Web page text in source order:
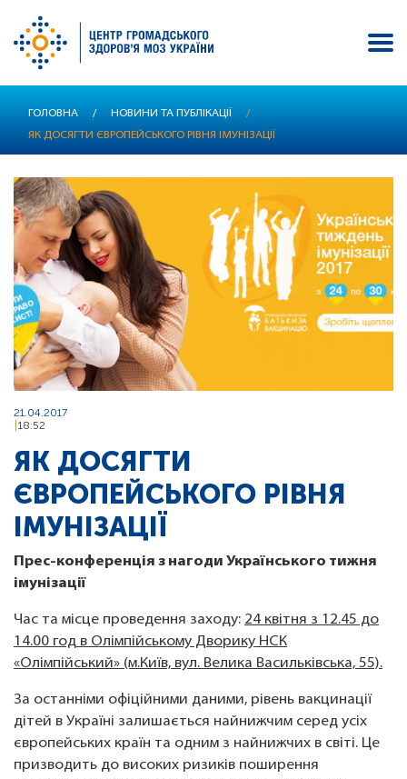
основного
ГОЛОВНА / НОВИНИ ТА ПУБЛІКАЦІЇ
/
ЯК ДОСЯГТИ ЄВРОПЕЙСЬКОГО РІВНЯ ІМУНІЗАЦІЇ
21.04.2017
18:52
ЯК ДОСЯГТИ
ЄВРОПЕЙСЬКОГО РІВНЯ
ІМУНІЗАЦІЇ
Прес-конференція з нагоди Українського тижня
імунізації
Час та місце проведення заходу: 24 квітня з 12.45 до
14.00 год в Олімпійському Дворику НСК
«Олімпійський» (м.Київ, вул. Велика Васильківська, 55).
За останніми офіційними даними, рівень вакцинації
дітей в Україні залишається найнижчим серед усіх
європейських країн та одним з найнижчих в світі. Це
призводить до високих ризиків поширення